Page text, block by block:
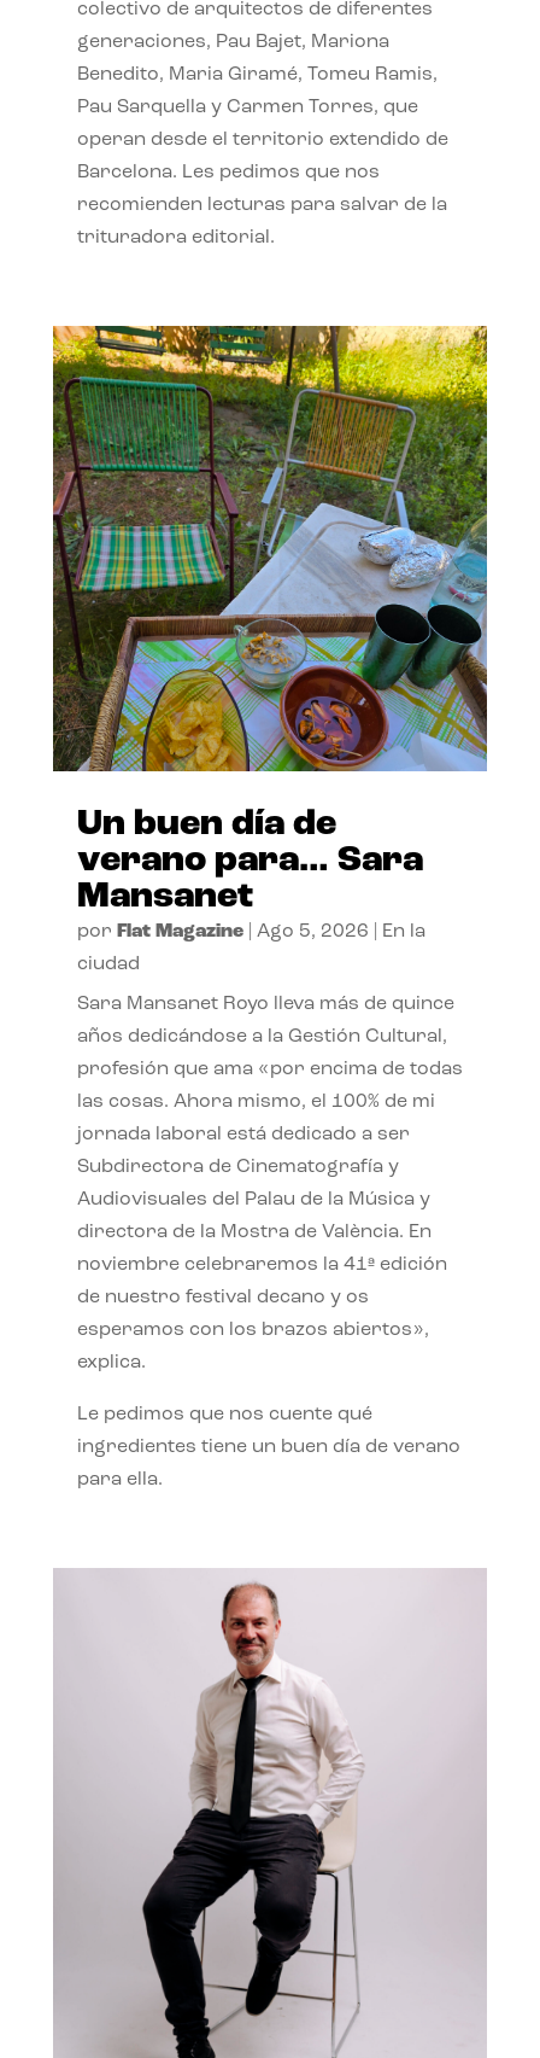
colectivo de arquitectos de diferentes
generaciones, Pau Bajet, Mariona
Benedito, Maria Giramé, Tomeu Ramis,
Pau Sarquella y Carmen Torres, que
operan desde el territorio extendido de
Barcelona. Les pedimos que nos
recomienden lecturas para salvar de la
trituradora editorial.
Un buen día de
verano para… Sara
Mansanet
por Flat Magazine| Ago 5, 2026
En la
ciudad
Sara Mansanet Royo lleva más de quince
años dedicándose a la Gestión Cultural,
profesión que ama «por encima de todas
las cosas. Ahora mismo, el 100% de mi
jornada laboral está dedicado a ser
Subdirectora de Cinematografía y
Audiovisuales del Palau de la Música y
directora de la Mostra de València. En
noviembre celebraremos la 41ª edición
de nuestro festival decano y os
esperamos con los brazos abiertos»,
explica.
Le pedimos que nos cuente qué
ingredientes tiene un buen día de verano
para ella.